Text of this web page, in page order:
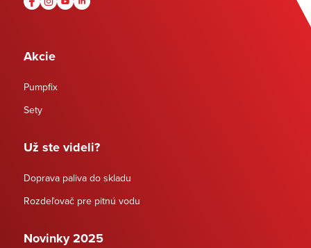
Akcie
Pumpfix
Sety
Už ste videli?
Doprava paliva do skladu
Rozdeľovač pre pitnú vodu
Novinky 2025